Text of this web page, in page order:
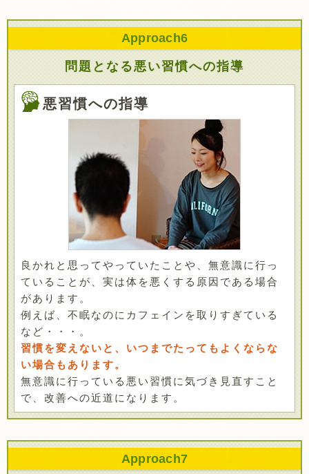
Approach6
問題となる悪い習慣への指導
悪習慣への指導
良かれと思ってやっていたことや、無意識に行っ
ていることが、実は体を悪くする原因である場合
があります。
例えば、不眠なのにカフェインを取りすぎている
など・・・。
習慣を変えないと、いつまでたってもよくならな
い場合もあります。
無意識に行っている悪い習慣に気づき見直すこと
で、改善への近道になります。
Approach7